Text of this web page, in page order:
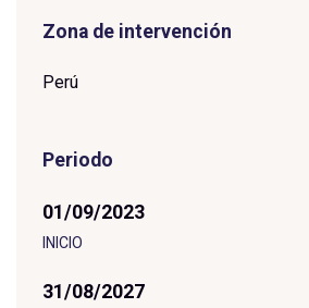
Zona de intervención
Perú
Periodo
01/09/2023
N CO
31/08/2027